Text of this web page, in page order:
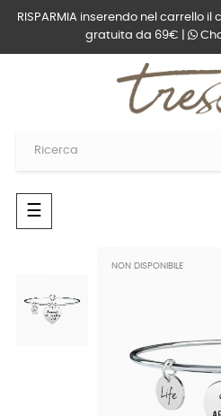
RISPARMIA inserendo nel carrello il
gratuita da 69€ |
navigazione
Toggle
☰
NON DISPONIBILE